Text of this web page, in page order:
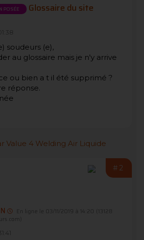
POSÉE Glossaire du site
soudeurs (e),
au glossaire mais je n'y arrive
ou bien a t il été supprimé ?
réponse.
#2
En ligne le 03/11/2019 à 14:20
(13128